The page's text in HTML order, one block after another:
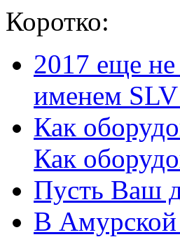
Коротко:
2017 еще
именем
Как
Как
Пусть Ваш
В Амурской